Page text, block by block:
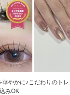
華やかに♪こだわりのト
みOK